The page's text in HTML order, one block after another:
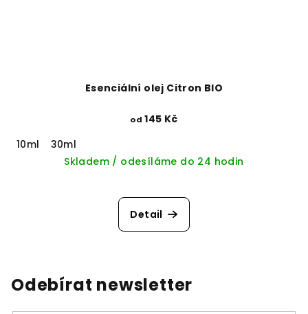
Esenciální olej Citron BIO
od 145 Kč
10ml
30ml
Skladem / odesíláme do 24 hodin
Detail
Odebírat newsletter